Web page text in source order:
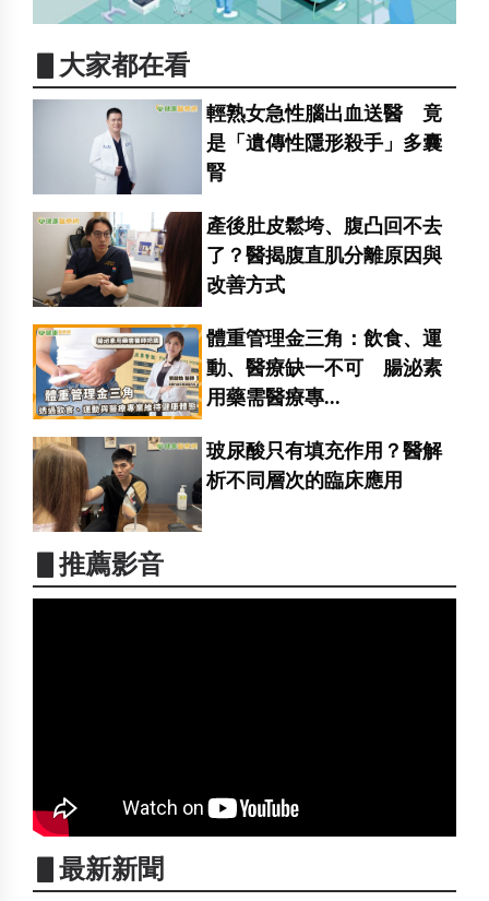
▋大家都在看
輕熟女急性腦出血送醫 竟
是「遺傳性隱形殺手」多囊
腎
產後肚皮鬆垮、腹凸回不去
了？醫揭腹直肌分離原因與
改善方式
體重管理金三角：飲食、運
動、醫療缺一不可 腸泌素
用藥需醫療專...
玻尿酸只有填充作用？醫解
析不同層次的臨床應用
▋推薦影音
▋最新新聞